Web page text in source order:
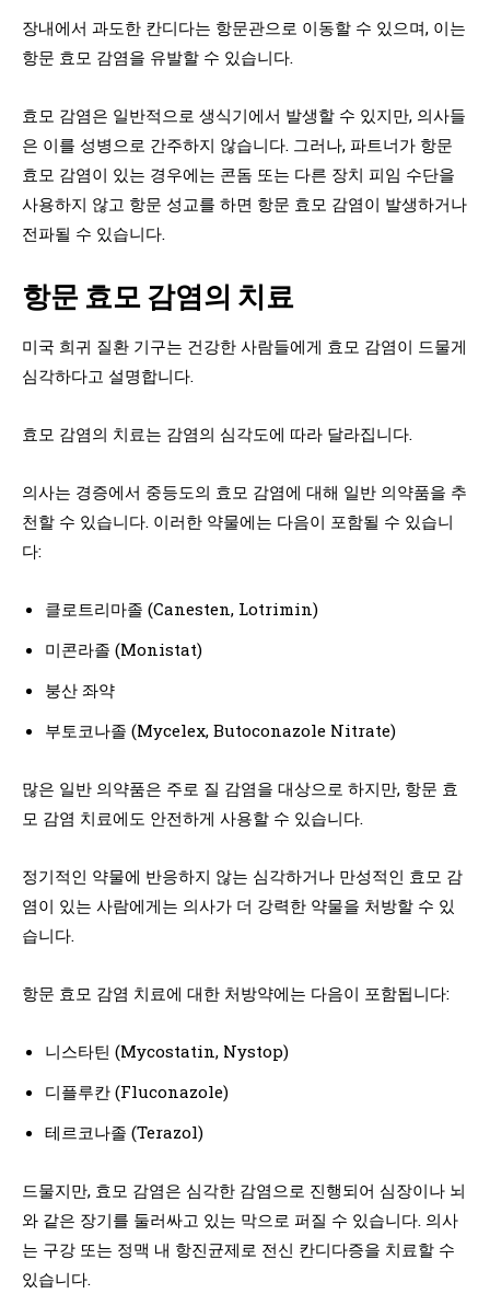
장내에서 과도한 칸디다는 항문관으로 이동할 수 있으며, 이는
항문 효모 감염을 유발할 수 있습니다.
효모 감염은 일반적으로 생식기에서 발생할 수 있지만, 의사들
은 이를 성병으로 간주하지 않습니다. 그러나, 파트너가 항문
효모 감염이 있는 경우에는 콘돔 또는 다른 장치 피임 수단을
사용하지 않고 항문 성교를 하면 항문 효모 감염이 발생하거나
전파될 수 있습니다.
항문 효모 감염의 치료
미국 희귀 질환 기구는 건강한 사람들에게 효모 감염이 드물게
심각하다고 설명합니다.
효모 감염의 치료는 감염의 심각도에 따라 달라집니다.
의사는 경증에서 중등도의 효모 감염에 대해 일반 의약품을 추
천할 수 있습니다. 이러한 약물에는 다음이 포함될 수 있습니
다:
클로트리마졸 (Canesten, Lotrimin)
미콘라졸 (Monistat)
붕산 좌약
부토코나졸 (Mycelex, Butoconazole Nitrate)
많은 일반 의약품은 주로 질 감염을 대상으로 하지만, 항문 효
모 감염 치료에도 안전하게 사용할 수 있습니다.
정기적인 약물에 반응하지 않는 심각하거나 만성적인 효모 감
염이 있는 사람에게는 의사가 더 강력한 약물을 처방할 수 있
습니다.
항문 효모 감염 치료에 대한 처방약에는 다음이 포함됩니다:
니스타틴 (Mycostatin, Nystop)
디플루칸 (Fluconazole)
테르코나졸 (Terazol)
드물지만, 효모 감염은 심각한 감염으로 진행되어 심장이나 뇌
와 같은 장기를 둘러싸고 있는 막으로 퍼질 수 있습니다. 의사
는 구강 또는 정맥 내 항진균제로 전신 칸디다증을 치료할 수
있습니다.